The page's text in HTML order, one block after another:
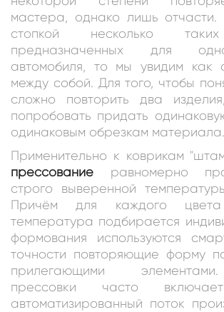
мастера, однако лишь отчасти.
стопкой несколько
предназначенных для
автомобиля, то мы увидим как
между собой. Для того, чтобы
сложно повторить два
попробовать придать
одинаковым обрезкам материала.
Применительно к коврикам
прессование равномерно
строго выверенной
Причём для каждого
температура подбирается
формования используются
точности повторяющие форму
прилегающими
прессовки часто
автоматизированный поток